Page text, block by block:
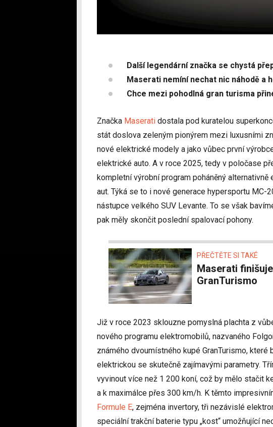
Další legendární značka se chystá
Maserati nemíní nechat nic náhodě a
Chce mezi pohodlná gran turisma
Značka Maserati dostala pod kuratelou
stát doslova zeleným pionýrem mezi luxusními
nové elektrické modely a jako vůbec první
elektrické auto. A v roce 2025, tedy v poločase
kompletní výrobní program poháněný
aut. Týká se to i nové generace hypersportu MC-
nástupce velkého SUV Levante. To se však
pak měly skončit poslední spalovací pohony.
PŘEČTĚTE SI TAKÉ
Maserati finišuje testy prvního elektromobilu
GranTurismo
Již v roce 2023 sklouzne pomyslná plachta z
nového programu elektromobilů, nazvaného
známého dvoumístného kupé GranTurismo,
elektrickou se skutečně zajímavými parametry.
vyvinout více než 1 200 koní, což by mělo stačit
a k maximálce přes 300 km/h. K těmto
Formule E, zejména invertory, tři nezávislé
speciální trakční baterie typu „kost“ umožňující